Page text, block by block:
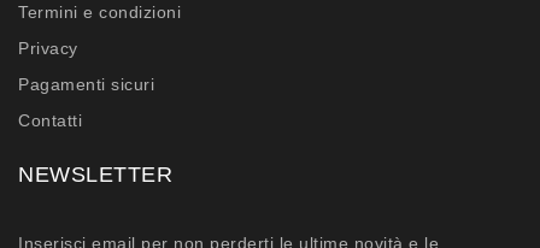
Termini e condizioni
Privacy
Pagamenti sicuri
Contatti
NEWSLETTER
Inserisci email per non perderti le ultime novità e le